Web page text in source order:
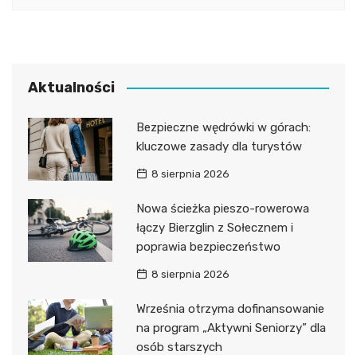
Aktualności
Bezpieczne wędrówki w górach:
kluczowe zasady dla turystów
8 sierpnia 2026
Nowa ścieżka pieszo-rowerowa
łączy Bierzglin z Sołecznem i
poprawia bezpieczeństwo
8 sierpnia 2026
Września otrzyma dofinansowanie
na program „Aktywni Seniorzy” dla
osób starszych